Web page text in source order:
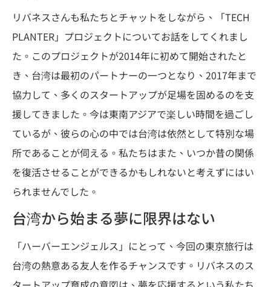
リバネスさんも私たちとチャットをしながら、「TECH
PLANTER」プロジェクトについてお話をしてくれまし
た。このプロジェクトが2014年に初めて開始されたと
き、台湾は最初のパートナーの一つとなり、2017年まで
協力して、多くのスタートアップが足場を固めるのを支
援してきました。今は東南アジアで楽しい時間を過ごし
ているが、彼らの心の中では台湾は依然として特別な場
所であることが伺える。私たちはまた、いつか昔の関係
を復活させることができるかもしれないと考えずにはい
られませんでした。
台湾から始まる夢に限界はない
「ハーバーエンジェルス」にとって、今回の東京旅行は
台湾の熱意ある友人を作るチャンスです。リバネスのス